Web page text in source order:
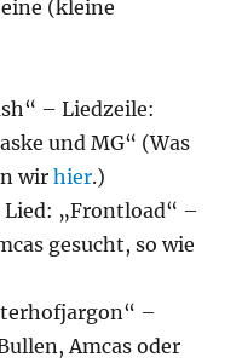
(kleine
– Liedzeile:
und MG“ (Was
wirhier.)
Lied: „Frontload“ –
gesucht, so wie
–
Amcas oder